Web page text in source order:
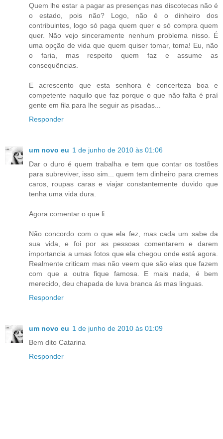
Quem lhe estar a pagar as presenças nas discotecas não é
o estado, pois não? Logo, não é o dinheiro dos
contribuintes, logo só paga quem quer e só compra quem
quer. Não vejo sinceramente nenhum problema nisso. É
uma opção de vida que quem quiser tomar, toma! Eu, não
o faria, mas respeito quem faz e assume as
consequências.
E acrescento que esta senhora é concerteza boa e
competente naquilo que faz porque o que não falta é praí
gente em fila para lhe seguir as pisadas...
Responder
um novo eu 1 de junho de 2010 às 01:06
Dar o duro é quem trabalha e tem que contar os tostões
para subreviver, isso sim... quem tem dinheiro para cremes
caros, roupas caras e viajar constantemente duvido que
tenha uma vida dura.
Agora comentar o que li...
Não concordo com o que ela fez, mas cada um sabe da
sua vida, e foi por as pessoas comentarem e darem
importancia a umas fotos que ela chegou onde está agora.
Realmente criticam mas não veem que são elas que fazem
com que a outra fique famosa. E mais nada, é bem
merecido, deu chapada de luva branca ás mas linguas.
Responder
um novo eu 1 de junho de 2010 às 01:09
Bem dito Catarina
Responder